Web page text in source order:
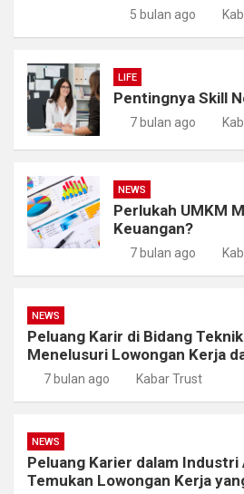
5 bulan ago
LIFE
Pentingnya Skill
7 bulan ago
NEWS
Perlukah UMKM
Keuangan?
7 bulan ago
NEWS
Peluang Karir di Bidang
Menelusuri Lowongan Kerja
7 bulan ago Kabar Trust
NEWS
Peluang Karier dalam
Temukan Lowongan Kerja